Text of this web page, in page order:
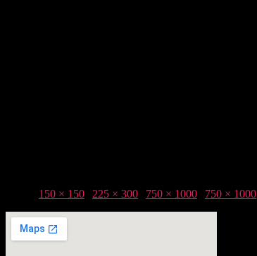
150 × 150 225 × 300 750 × 1000 750 × 1000